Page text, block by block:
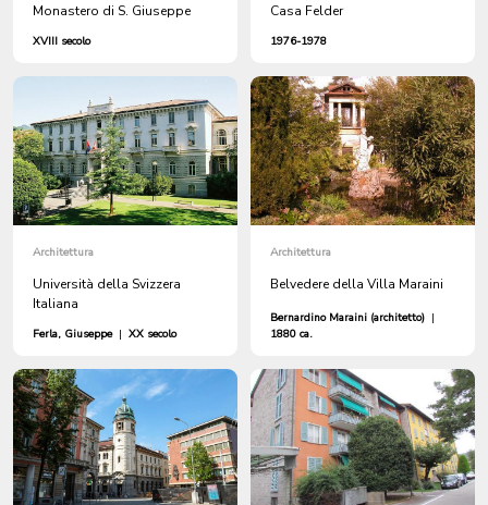
Monastero di S. Giuseppe
XVIII secolo
Casa Felder
1976-1978
Architettura
Università della Svizzera
Italiana
Ferla, Giuseppe | XX secolo
Architettura
Belvedere della Villa Maraini
Bernardino Maraini (architetto) |
1880 ca.